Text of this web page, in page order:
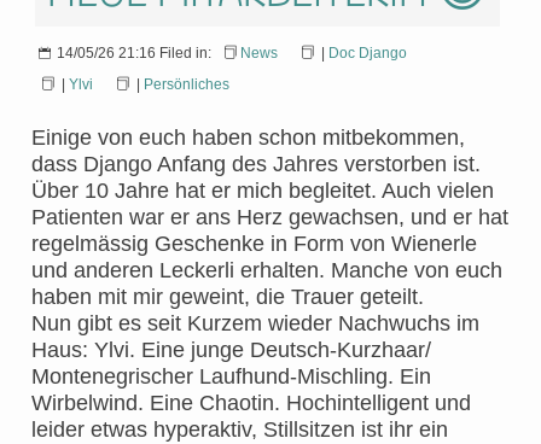
14/05/26 21:16 Filed in: News
Doc Django
Ylvi Persönliches
Einige von euch haben schon mitbekommen,
dass Django Anfang des Jahres verstorben ist.
Über 10 Jahre hat er mich begleitet. Auch vielen
Patienten war er ans Herz gewachsen, und er hat
regelmässig Geschenke in Form von Wienerle
und anderen Leckerli erhalten. Manche von euch
haben mit mir geweint, die Trauer geteilt.
Nun gibt es seit Kurzem wieder Nachwuchs im
Haus: Ylvi. Eine junge Deutsch-Kurzhaar/
Montenegrischer Laufhund-Mischling. Ein
Wirbelwind. Eine Chaotin. Hochintelligent und
leider etwas hyperaktiv, Stillsitzen ist ihr ein